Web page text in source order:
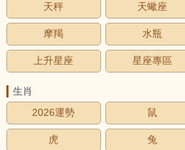
天秤 天蠍座
摩羯 水瓶
上升星座 星座專區
生肖
2026運勢
鼠
虎 兔